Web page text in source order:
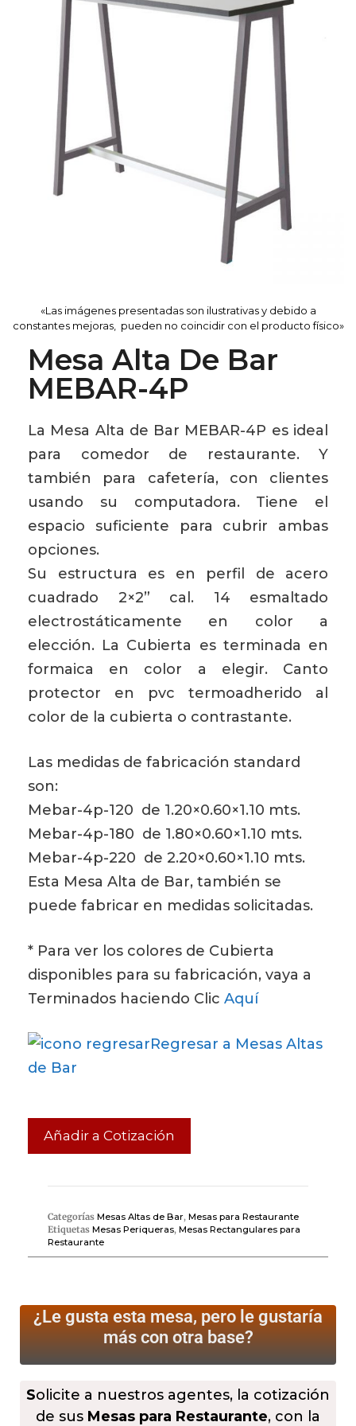
«Las imágenes presentadas son ilustrativas y debido a
constantes mejoras, pueden no coincidir con el producto físico»
Mesa Alta De Bar
MEBAR-4P
La Mesa Alta de Bar MEBAR-4P es ideal
para comedor de restaurante. Y
también para cafetería, con clientes
usando su computadora. Tiene el
espacio suficiente para cubrir ambas
opciones.
Su estructura es en perfil de acero
cuadrado 2×2” cal. 14 esmaltado
electrostáticamente en color a
elección. La Cubierta es terminada en
formaica en color a elegir. Canto
protector en pvc termoadherido al
color de la cubierta o contrastante.
Las medidas de fabricación standard
son:
Mebar-4p-120 de 1.20×0.60×1.10 mts.
Mebar-4p-180 de 1.80×0.60×1.10 mts.
Mebar-4p-220 de 2.20×0.60×1.10 mts.
Esta Mesa Alta de Bar, también se
puede fabricar en medidas solicitadas.
* Para ver los colores de Cubierta
disponibles para su fabricación, vaya a
Terminados haciendo Clic Aquí
Regresar a Mesas Altas
de Bar
Añadir a Cotización
Categorías Mesas Altas de Bar, Mesas para Restaurante
Etiquetas Mesas Periqueras, Mesas Rectangulares para
Restaurante
¿Le gusta esta mesa, pero le gustaría
más con otra base?
Solicite a nuestros agentes, la cotización
de sus Mesas para Restaurante, con la